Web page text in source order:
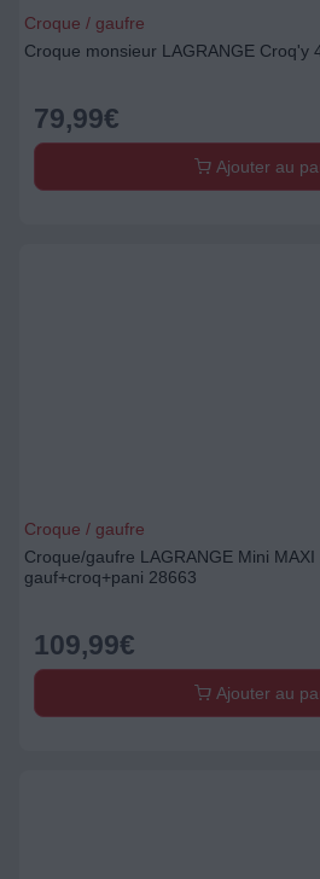
Croque / gaufre
Croque monsieur LAGRANGE Croq'y
79,99€
Ajouter au
Croque / gaufre
Croque/gaufre LAGRANGE Mini MAXI
gauf+croq+pani 28663
109,99€
Ajouter au